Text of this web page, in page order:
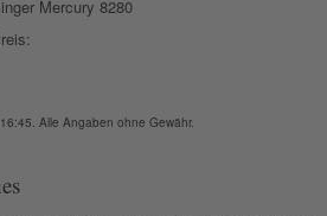
Mercury 8280
Alle Angaben ohne Gewähr.